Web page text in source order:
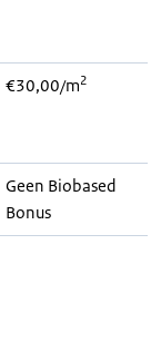
€30,00/m2
Geen Biobased
Bonus